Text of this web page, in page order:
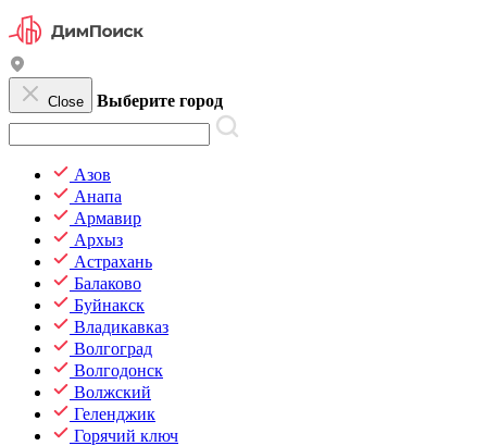
Close Выберите город
Азов
Анапа
Армавир
Архыз
Астрахань
Балаково
Буйнакск
Владикавказ
Волгоград
Волгодонск
Волжский
Геленджик
Горячий ключ